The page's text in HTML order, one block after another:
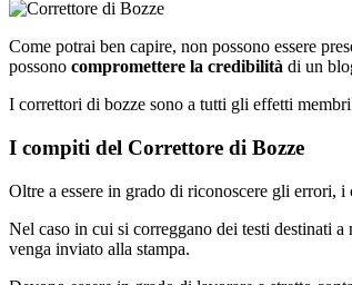
Come potrai ben capire, non possono essere
possono compromettere la credibilità di un
I correttori di bozze sono a tutti gli effetti
I compiti del Correttore di Bozze
Oltre a essere in grado di riconoscere gli errori,
Nel caso in cui si correggano dei testi destinati
venga inviato alla stampa.